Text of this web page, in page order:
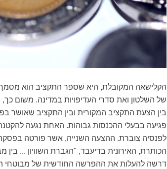
הקלישאה המקובלת, היא שספר התקציב הוא
של השלטון ואת סדרי העדיפויות במדינה. משום
בין הצעת התקציב המקורית ובין התקציב שאושר
פגיעה בבעלי ההכנסות גבוהות. האחת נגעה
לפנסיה צוברת. ההצעה השנייה, אשר פורטה
הכותרת, האירונית בדיעבד, "הגברת השוויון ...
דרשה להעלות את ההפרשה החודשית של מבוטחי